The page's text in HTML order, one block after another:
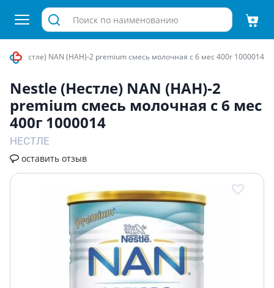
(Нестле) NAN (НАН)-2 premium смесь молочная с 6 мес 400г 1000014
Nestle (Нестле) NAN (НАН)-2
premium смесь молочная с 6 мес
400г 1000014
НЕСТЛЕ
оставить отзыв